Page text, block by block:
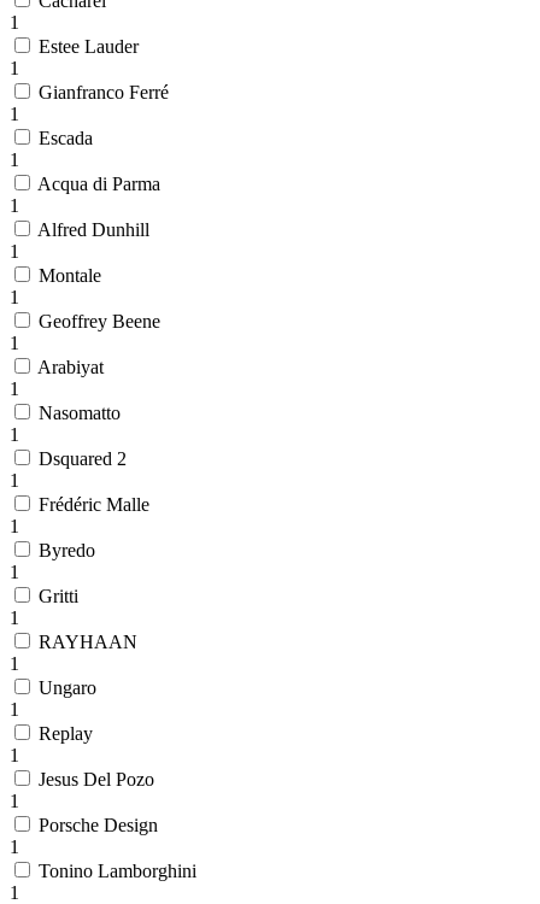
1
Estee Lauder
1
Gianfranco Ferré
1
Escada
1
Acqua di Parma
1
Alfred Dunhill
1
Montale
1
Geoffrey Beene
1
Arabiyat
1
Nasomatto
1
Dsquared 2
1
Frédéric Malle
1
Byredo
1
Gritti
1
RAYHAAN
1
Ungaro
1
Replay
1
Jesus Del Pozo
1
Porsche Design
1
Tonino Lamborghini
1